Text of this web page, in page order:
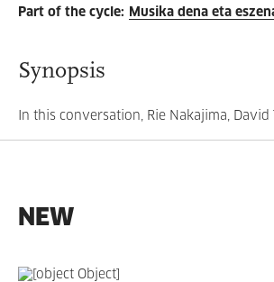
Part of the cycle: Musika dena eta
Synopsis
In this conversation, Rie Nakajima,
NEW